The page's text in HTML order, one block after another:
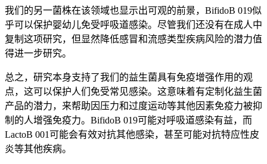
我们的另一菌株在该领域也显示出可观的前景，BifidoB 019似
乎可以保护婴幼儿免受呼吸道感染。尽管我们还没有在成人中
复制这项研究，但显然降低感冒和流感类型疾病风险的潜力值
得进一步研究。
总之，研究本身支持了我们的益生菌具有免疫增强作用的观
点，这可以保护人们免受常见感染。这意味着有定制化益生菌
产品的潜力，来帮助因压力和过度运动等其他因素免疫力被抑
制的人增强免疫力。BifidoB 019可能对呼吸道感染有益，而
LactoB 001可能会有效对抗其他感染，甚至可能对抗特应性皮
炎等其他疾病。